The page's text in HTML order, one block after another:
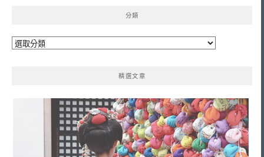
分類
分
精選文章